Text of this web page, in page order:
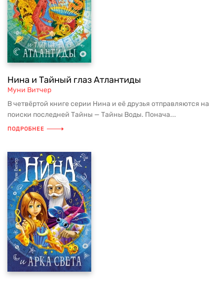
Нина и Тайный глаз Атлантиды
Муни Витчер
В четвёртой книге серии Нина и её друзья отправляются на
поиски последней Тайны — Тайны Воды. Понача...
ПОДРОБНЕЕ